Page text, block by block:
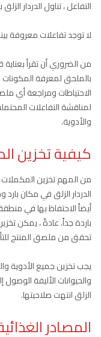
التفاعل ، تناول الدردار
لا توجد تفاعلات معروفة
من الضروري أن تقرأ
بالملحق لمعرفة
الاحتياطات ومراجعة أي
لمناقشة التفاعلات
والأدوية.
كيفية تخزين
من المهم تخزين
الدردار الزلق في مكان
أيضاً الاحتفاظ بها في
باردة جداً. عادةً ، يمكن
تحقق من ملصق المنتج
يجب تخزين جميع الأدوية
والحيوانات الأليفة
الزلق انتهت صلاحيتها.
المصادر